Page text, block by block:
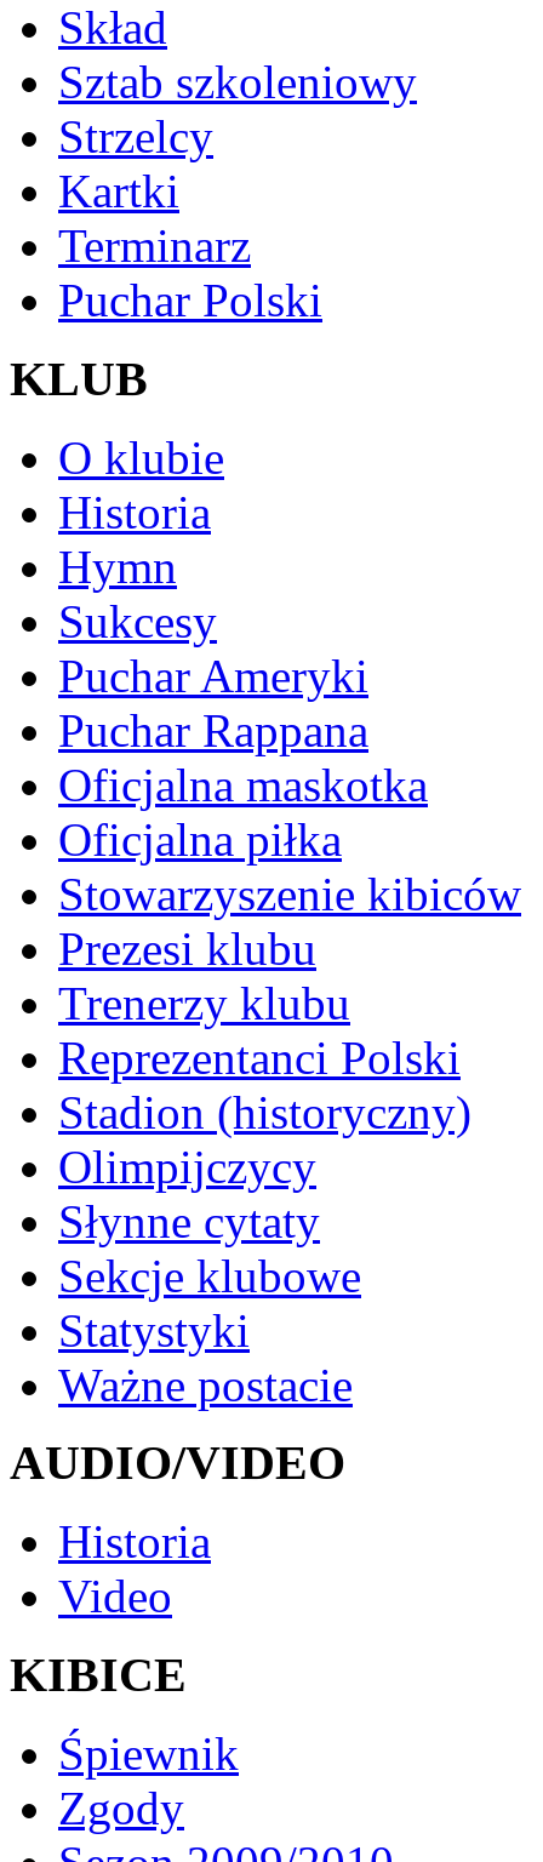
Skład
Sztab szkoleniowy
Strzelcy
Kartki
Terminarz
Puchar Polski
KLUB
O klubie
Historia
Hymn
Sukcesy
Puchar Ameryki
Puchar Rappana
Oficjalna maskotka
Oficjalna piłka
Stowarzyszenie kibiców
Prezesi klubu
Trenerzy klubu
Reprezentanci Polski
Stadion (historyczny)
Olimpijczycy
Słynne cytaty
Sekcje klubowe
Statystyki
Ważne postacie
AUDIO/VIDEO
Historia
Video
KIBICE
Śpiewnik
Zgody